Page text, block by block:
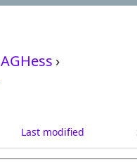
AGHess ›
Last modified